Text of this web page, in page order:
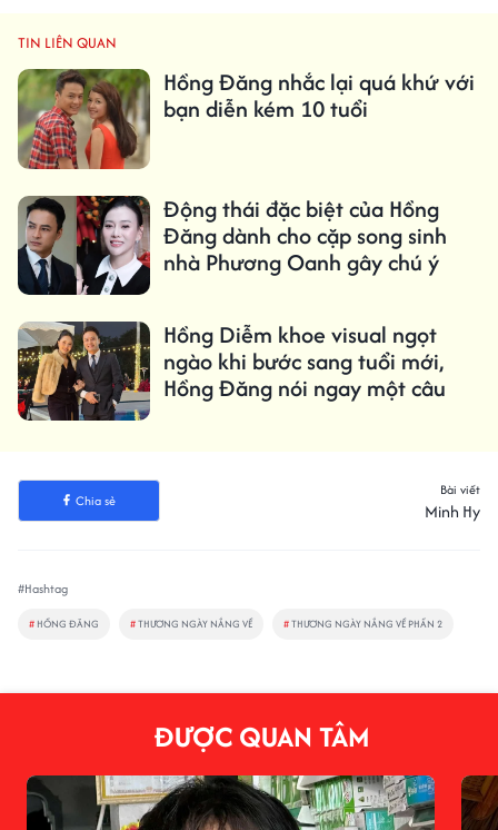
TIN LIÊN QUAN
Hồng Đăng nhắc lại quá khứ với
bạn diễn kém 10 tuổi
Động thái đặc biệt của Hồng
Đăng dành cho cặp song sinh
nhà Phương Oanh gây chú ý
Hồng Diễm khoe visual ngọt
ngào khi bước sang tuổi mới,
Hồng Đăng nói ngay một câu
Chia sẻ
Bài viết
Minh Hy
#Hashtag
# HỒNG ĐĂNG #THƯƠNG NGÀY NẮNG VỀ #THƯƠNG NGÀY NẮNG VỀ PHẦN 2
ĐƯỢC QUAN TÂM